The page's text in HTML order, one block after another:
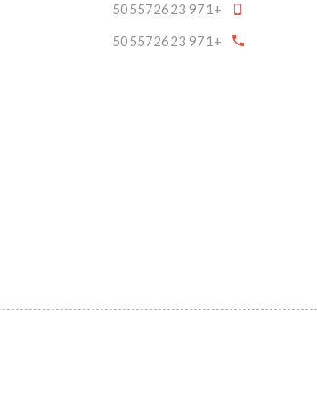
+971 505572623
+971 505572623